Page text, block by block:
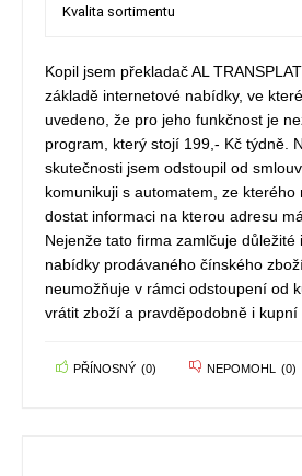
Kvalita sortimentu
Kopil jsem překladač AL
základě internetové nabídky, ve
uvedeno, že pro jeho funkčnost je
program, který stojí 199,- Kč týdně.
skutečnosti jsem odstoupil od
komunikuji s automatem, ze kterého
dostat informaci na kterou adresu
Nejenže tato firma zamlčuje důležité
nabídky prodávaného čínského
neumožňuje v rámci odstoupení od
vrátit zboží a pravděpodobně i kupní
PŘÍNOSNÝ (0) NEPOMOHL (0)